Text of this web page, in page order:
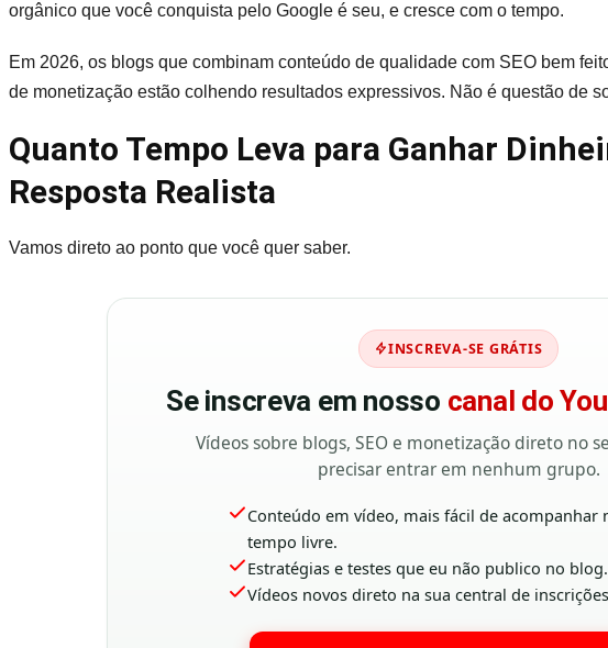
orgânico que você conquista pelo Google é seu, e cresce com o tempo.
Em 2026, os blogs que combinam conteúdo de qualidade com SEO bem
de monetização estão colhendo resultados expressivos. Não é questão de
Quanto Tempo Leva para Ganhar
Resposta Realista
Vamos direto ao ponto que você quer saber.
INSCREVA-SE GRÁTIS
Se inscreva em nosso canal do
Vídeos sobre blogs, SEO e monetização direto no
precisar entrar em nenhum grupo.
Conteúdo em vídeo, mais fácil de acompanhar
tempo livre.
Estratégias e testes que eu não publico no blog.
Vídeos novos direto na sua central de